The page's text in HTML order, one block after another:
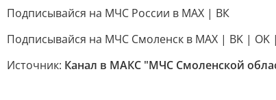
Подписывайся на МЧС России в MAX | ВК
Подписывайся на МЧС Смоленск в MAX | BK |
Источник: Канал в МАКС "МЧС Смоленской